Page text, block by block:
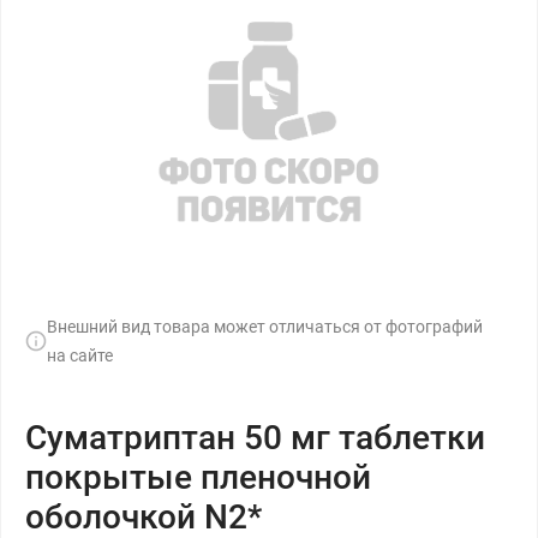
Внешний вид товара может отличаться от фотографий
на сайте
Суматриптан 50 мг таблетки
покрытые пленочной
оболочкой N2*